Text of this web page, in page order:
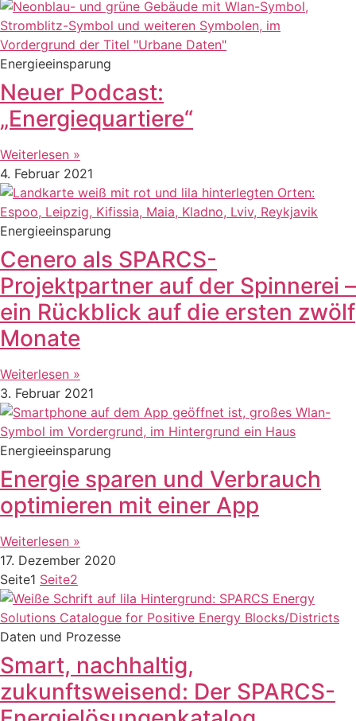
Energieeinsparung
Neuer Podcast:
„Energiequartiere“
Weiterlesen »
4. Februar 2021
Energieeinsparung
Cenero als SPARCS-
Projektpartner auf der Spinnerei –
ein Rückblick auf die ersten zwölf
Monate
Weiterlesen »
3. Februar 2021
Energieeinsparung
Energie sparen und Verbrauch
optimieren mit einer App
Weiterlesen »
17. Dezember 2020
Seite1 Seite2
Daten und Prozesse
Smart, nachhaltig,
zukunftsweisend: Der SPARCS-